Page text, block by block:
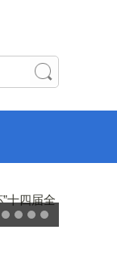
破局“纸面教育”：